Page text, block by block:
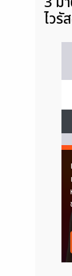
ไวรั